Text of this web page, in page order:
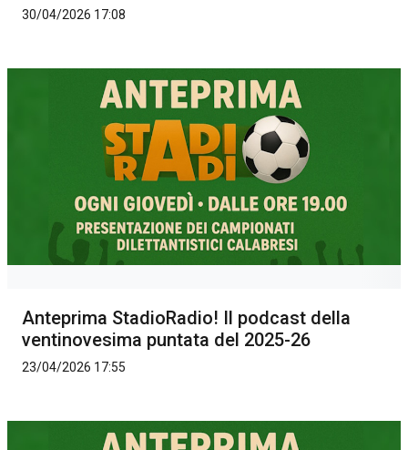
30/04/2026 17:08
Anteprima StadioRadio! Il podcast della
ventinovesima puntata del 2025-26
23/04/2026 17:55